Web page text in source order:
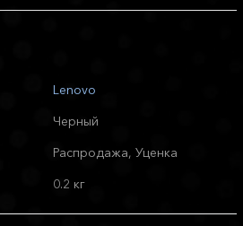
Lenovo
Черный
Распродажа, Уценка
0.2 кг